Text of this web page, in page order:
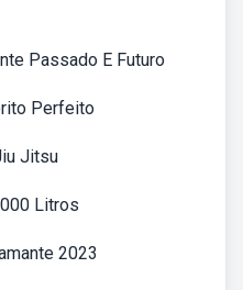
Passado E Futuro
Perfeito
Jitsu
Litros
2023